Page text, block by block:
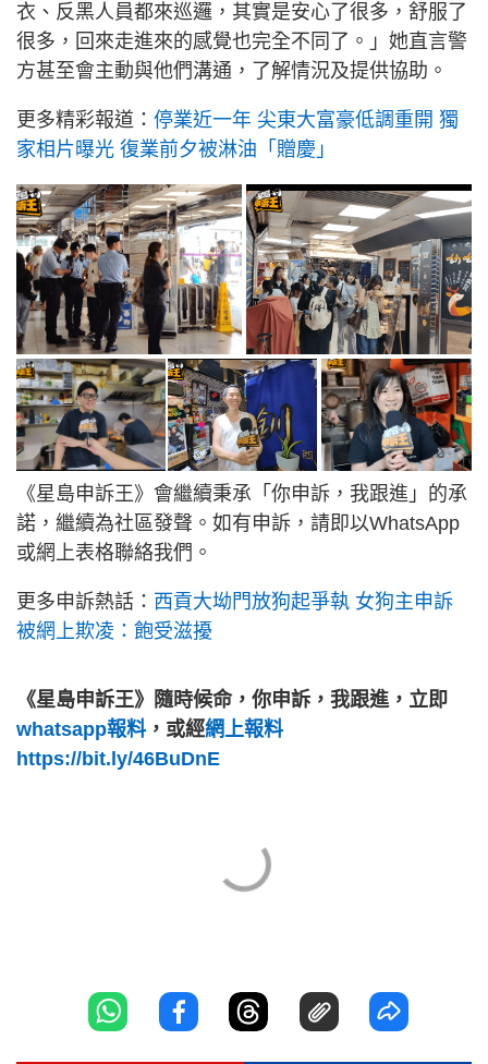
衣、反黑人員都來巡邏，其實是安心了很多，舒服了
很多，回來走進來的感覺也完全不同了。」她直言警
方甚至會主動與他們溝通，了解情況及提供協助。
更多精彩報道： 停業近一年 尖東大富豪低調重開 獨
家相片曝光 復業前夕被淋油「贈慶」
《星島申訴王》會繼續秉承「你申訴，我跟進」的承
諾，繼續為社區發聲。如有申訴，請即以WhatsApp
或網上表格聯絡我們。
更多申訴熱話： 西貢大坳門放狗起爭執 女狗主申訴
被網上欺凌：飽受滋擾
《星島申訴王》隨時候命，你申訴，我跟進，立即
whatsapp報料，或經網上報料
https://bit.ly/46BuDnE